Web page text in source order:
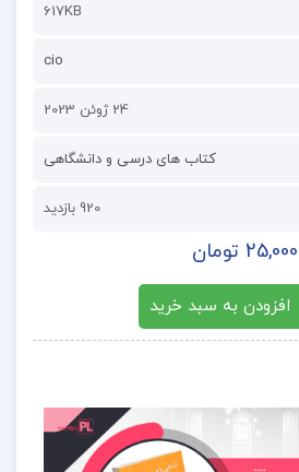
617KB
cio
24 ژوئن 2023
کتاب های درسی و دانشگاهی
920 بازدید
25,000 تومان
افزودن به سبد خرید